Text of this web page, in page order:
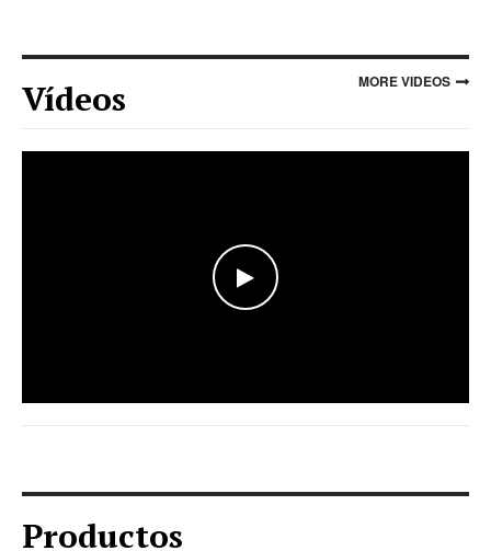
Vídeos MORE VIDEOS
WATCH THE VIDEO
Productos